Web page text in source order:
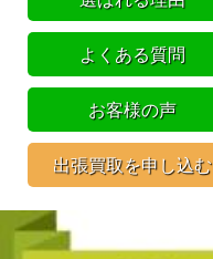
よくある質問
お客様の声
出張買取を申し込む